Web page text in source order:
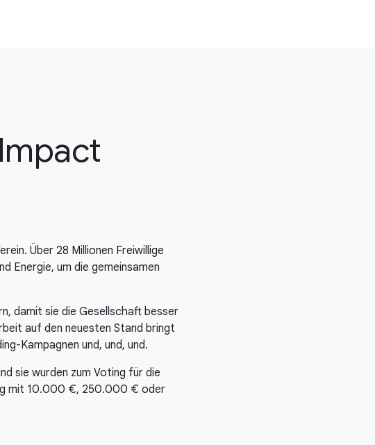
Über 28 Millionen Freiwillige
Energie, um die gemeinsamen
damit sie die Gesellschaft besser
auf den neuesten Stand bringt
Kampagnen und, und, und.
sie wurden zum Voting für die
mit 10.000 €, 250.000 € oder